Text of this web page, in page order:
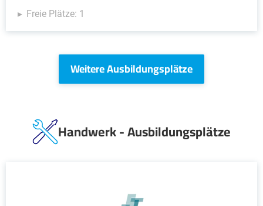
Freie Plätze: 1
Weitere Ausbildungsplätze
Handwerk - Ausbildungsplätze